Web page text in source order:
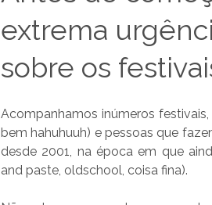
extrema
sobre os
Acompanhamos inúmeros
bem hahuhuuh) e pessoas que
desde 2001, na época em que
and paste, oldschool, coisa fina).